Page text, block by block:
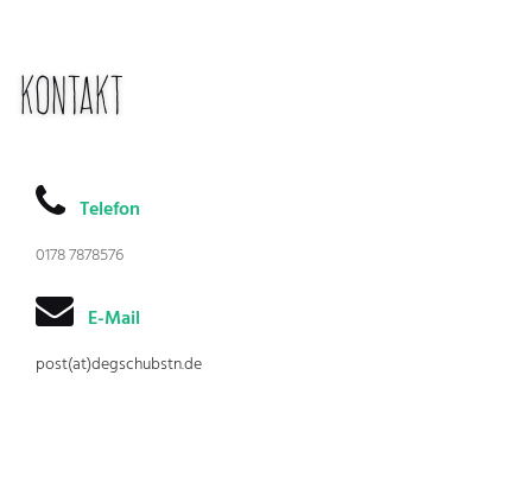
Kontakt
Telefon
0178 7878576
E-Mail
post(at)degschubstn.de